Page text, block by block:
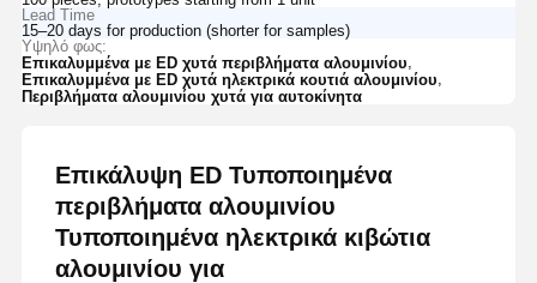
Lead Time
15–20 days for production (shorter for samples)
Υψηλό φως:
Επικαλυμμένα με ED χυτά περιβλήματα αλουμινίου
Επικαλυμμένα με ED χυτά ηλεκτρικά κουτιά αλουμινίου
Περιβλήματα αλουμινίου χυτά για αυτοκίνητα
Επικάλυψη ED Τυποποιημένα
περιβλήματα αλουμινίου
Τυποποιημένα ηλεκτρικά κιβώτια
αλουμινίου για